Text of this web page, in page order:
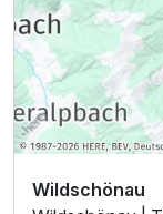
Wildschönau